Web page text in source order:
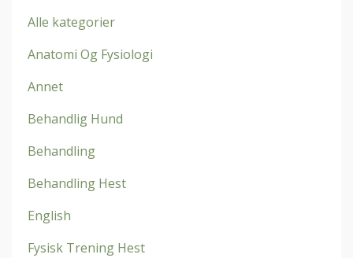
Alle kategorier
Anatomi Og Fysiologi
Annet
Behandlig Hund
Behandling
Behandling Hest
English
Fysisk Trening Hest